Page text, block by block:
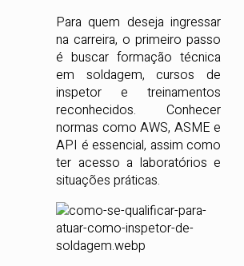
Para quem deseja ingressar
na carreira, o primeiro passo
é buscar formação técnica
em soldagem, cursos de
inspetor e treinamentos
reconhecidos. Conhecer
normas como AWS, ASME e
API é essencial, assim como
ter acesso a laboratórios e
situações práticas.